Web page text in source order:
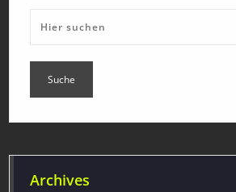
Archives